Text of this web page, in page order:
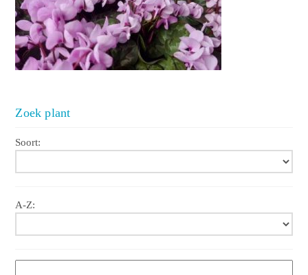
Zoek plant
Soort:
A-Z: